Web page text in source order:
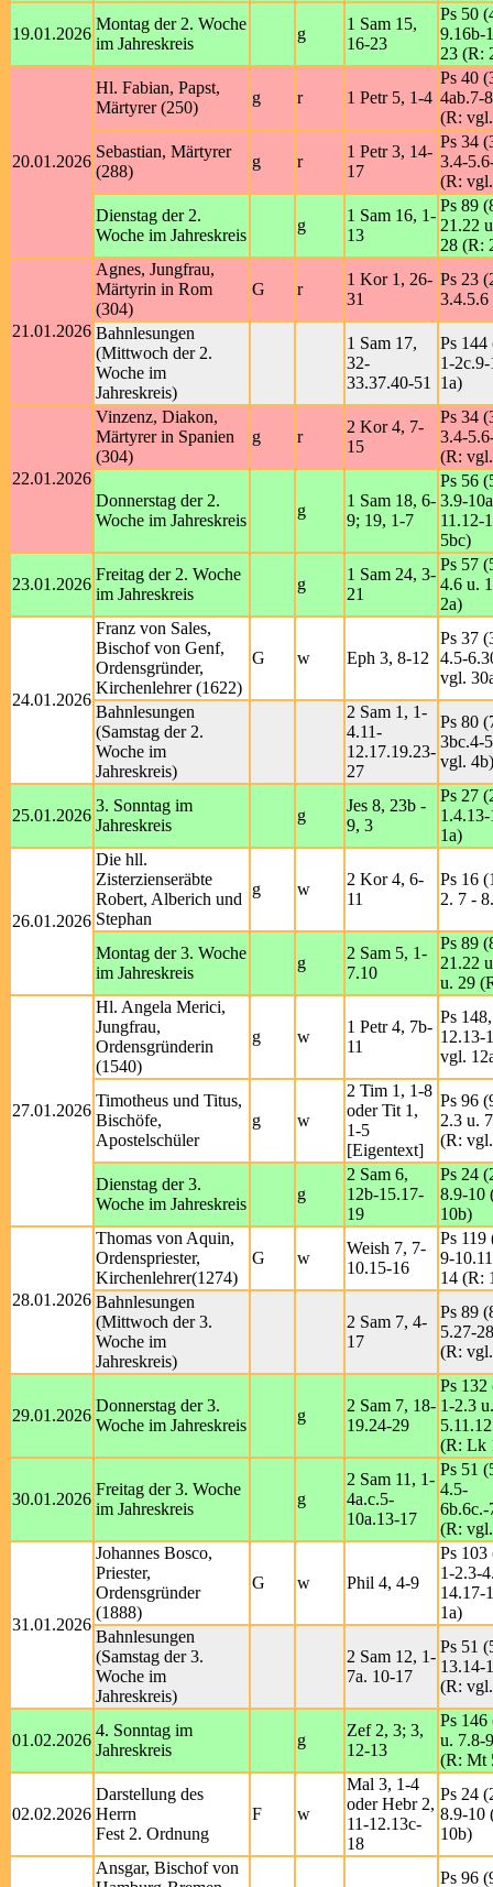
19.01.2026
Montag der 2. Woche
im Jahreskreis
g
1 Sam 15,
16-23
Ps 50
9.16b-
23 (R:
20.01.2026
Hl. Fabian, Papst,
Märtyrer (250)
g r 1 Petr 5, 1-4
Ps 40
4ab.7-
(R:
Sebastian, Märtyrer
(288)
g r
1 Petr 3, 14-
17
Ps 34
3.4-
(R:
Dienstag der 2.
Woche im Jahreskreis
g
1 Sam 16, 1-
13
Ps 89
21.22
28 (R:
21.01.2026
Agnes, Jungfrau,
Märtyrin in Rom
(304)
G r
1 Kor 1, 26-
31
Ps 23
3.4.5.6
Bahnlesungen
(Mittwoch der 2.
Woche im
Jahreskreis)
1 Sam 17,
32-
33.37.40-51
Ps 144
1-
1a)
22.01.2026
Vinzenz, Diakon,
Märtyrer in Spanien
(304)
g r
2 Kor 4, 7-
15
Ps 34
3.4-
(R:
Donnerstag der 2.
Woche im Jahreskreis
g
1 Sam 18, 6-
9; 19, 1-7
Ps 56
3.9-
11.12-
5bc)
23.01.2026
Freitag der 2. Woche
im Jahreskreis
g
1 Sam 24, 3-
21
Ps 57
4.6 u.
2a)
24.01.2026
Franz von Sales,
Bischof von Genf,
Ordensgründer,
Kirchenlehrer (1622)
G w Eph 3, 8-12
Ps 37
4.5-
vgl.
Bahnlesungen
(Samstag der 2.
Woche im
Jahreskreis)
2 Sam 1, 1-
4.11-
12.17.19.23-
27
Ps 80
3bc.4-
vgl. 4b)
25.01.2026
3. Sonntag im
Jahreskreis
g
Jes 8, 23b -
9, 3
Ps 27
1a)
26.01.2026
Die hll.
Zisterzienseräbte
Robert, Alberich und
Stephan
g w
2 Kor 4, 6-
11
Ps 16
2. 7 -
Montag der 3. Woche
im Jahreskreis
g
2 Sam 5, 1-
7.10
Ps 89
21.22
u. 29
27.01.2026
Hl. Angela Merici,
Jungfrau,
Ordensgründerin
(1540)
g w
1 Petr 4, 7b-
11
Ps
12.13-
vgl.
Timotheus und Titus,
Bischöfe,
Apostelschüler
g w
2 Tim 1, 1-8
oder Tit 1,
1-5
[Eigentext]
Ps 96
2.3 u.
(R:
Dienstag der 3.
Woche im Jahreskreis
g
2 Sam 6,
12b-15.17-
19
Ps 24
8.9-10
10b)
28.01.2026
Thomas von Aquin,
Ordenspriester,
Kirchenlehrer(1274)
G w
Weish 7, 7-
10.15-16
Ps 119
9-
14 (R:
Bahnlesungen
(Mittwoch der 3.
Woche im
Jahreskreis)
2 Sam 7, 4-
17
Ps 89
5.27-
(R:
29.01.2026
Donnerstag der 3.
Woche im Jahreskreis
g
2 Sam 7, 18-
19.24-29
Ps 132
1-2.3 u.
(R: Lk
30.01.2026
Freitag der 3. Woche
im Jahreskreis
g
2 Sam 11, 1-
4a.c.5-
10a.13-17
Ps 51
4.5-
6b.6c.-
(R:
31.01.2026
Johannes Bosco,
Priester,
Ordensgründer
(1888)
G w Phil 4, 4-9
Ps 103
1-2.3-
14.17-
1a)
Bahnlesungen
(Samstag der 3.
Woche im
Jahreskreis)
2 Sam 12, 1-
7a. 10-17
Ps 51
13.14-
(R:
01.02.2026
4. Sonntag im
Jahreskreis
g
Zef 2, 3; 3,
12-13
Ps 146
u. 7.8-
(R: Mt
02.02.2026
Darstellung des
Herrn
Fest 2. Ordnung
F w
Mal 3, 1-4
oder Hebr 2,
11-12.13c-
18
Ps 24
8.9-10
10b)
Ansgar, Bischof von
Ps 96